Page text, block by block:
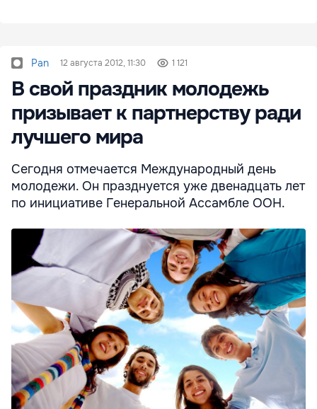
Pan 12 августа 2012, 11:30 1 121
В свой праздник молодежь
призывает к партнерству ради
лучшего мира
Сегодня отмечается Международный день
молодежи. Он празднуется уже двенадцать лет
по инициативе Генеральной Ассамбле ООН.